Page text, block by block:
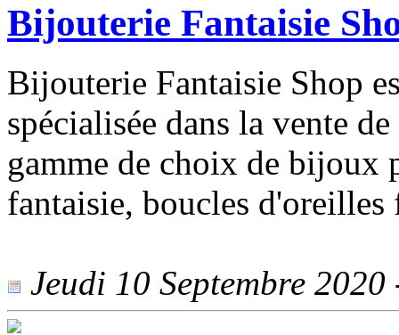
Bijouterie Fantaisie
Bijouterie Fantaisie Shop
spécialisée dans la vente
gamme de choix de bijoux
fantaisie, boucles
Jeudi 10 Septembre